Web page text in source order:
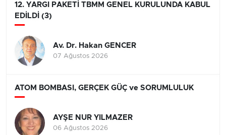
12. YARGI PAKETİ TBMM GENEL KURULUNDA KABUL
EDİLDİ (3)
Av. Dr. Hakan GENCER
07 Ağustos 2026
ATOM BOMBASI, GERÇEK GÜÇ ve SORUMLULUK
AYŞE NUR YILMAZER
06 Ağustos 2026